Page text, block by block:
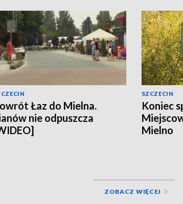
Łaz do Mielna.
nie odpuszcza
SZCZECIN
Koniec
Mielno
ZOBACZ WIĘCEJ